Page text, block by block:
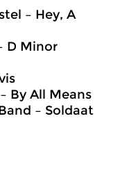
– Hey, A
D Minor
By All Means
– Soldaat